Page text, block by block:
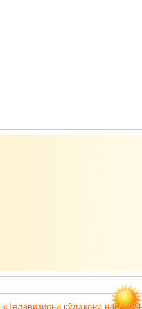
кӯдакону